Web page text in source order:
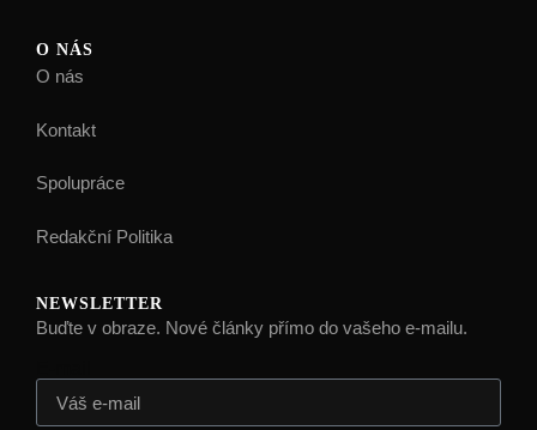
O NÁS
O nás
Kontakt
Spolupráce
Redakční Politika
NEWSLETTER
Buďte v obraze. Nové články přímo do vašeho e-mailu.